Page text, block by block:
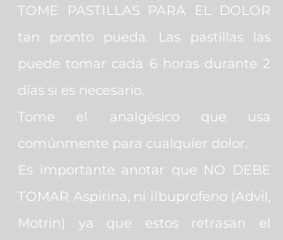
TOME PASTILLAS PARA EL DOLOR
tan pronto pueda. Las pastillas las
puede tomar cada 6 horas durante 2
días si es necesario.
Tome el analgésico que usa
comúnmente para cualquier dolor.
Es importante anotar que NO DEBE
TOMAR Aspirina, ni iIbuprofeno (Advil,
Motrin) ya que estos retrasan el